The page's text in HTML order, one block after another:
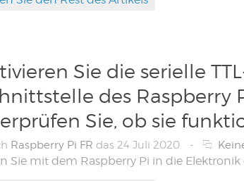
Sie die serielle
des Raspberry
Sie, ob sie
Raspberry Pi FR das 24 Juli 2020 -